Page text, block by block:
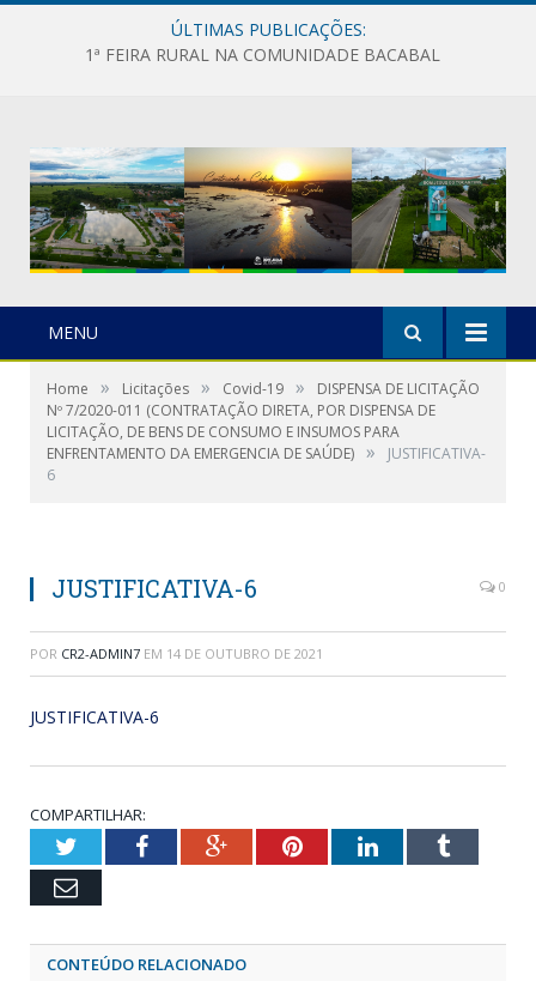
ÚLTIMAS PUBLICAÇÕES:
1ª FEIRA RURAL NA COMUNIDADE BACABAL
MENU
Home » Licitações » Covid-19 »
DISPENSA DE LICITAÇÃO
Nº 7/2020-011 (CONTRATAÇÃO DIRETA, POR DISPENSA DE
LICITAÇÃO, DE BENS DE CONSUMO E INSUMOS PARA
ENFRENTAMENTO DA EMERGENCIA DE SAÚDE) »
JUSTIFICATIVA-
6
JUSTIFICATIVA-6 0
POR CR2-ADMIN7 EM 14 DE OUTUBRO DE 2021
JUSTIFICATIVA-6
COMPARTILHAR:
TwitterFacebookGoogle+PinterestLinkedInTumblr
Email
CONTEÚDO RELACIONADO